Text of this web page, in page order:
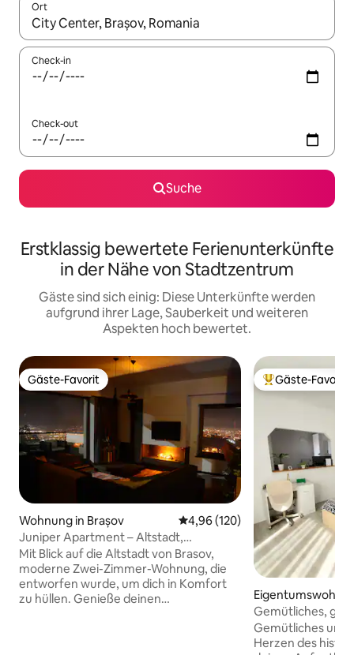
Ort
Wenn Ergebnisse verfügbar sind, navigiere mit den
Check-in
Check-out
Suche
Erstklassig bewertete Ferienunterkünfte
in der Nähe von Stadtzentrum
Gäste sind sich einig: Diese Unterkünfte werden
aufgrund ihrer Lage, Sauberkeit und weiteren
Aspekten hoch bewertet.
Gäste-Favorit
Gäste-Favorit
Wohnung in Brașov Durchschnittliche Bewertung:
4,96 (120)
Juniper Apartment – Altstadt,
atemberaubende Aussicht
Mit Blick auf die Altstadt von Brasov,
moderne Zwei-Zimmer-Wohnung, die
entworfen wurde, um dich in Komfort
zu hüllen. Genieße deinen
Beliebter Gäste-
Gäste-Favorit
ov
Gemütliches,
in der Innenstadt
Gemütliches und
Herzen des